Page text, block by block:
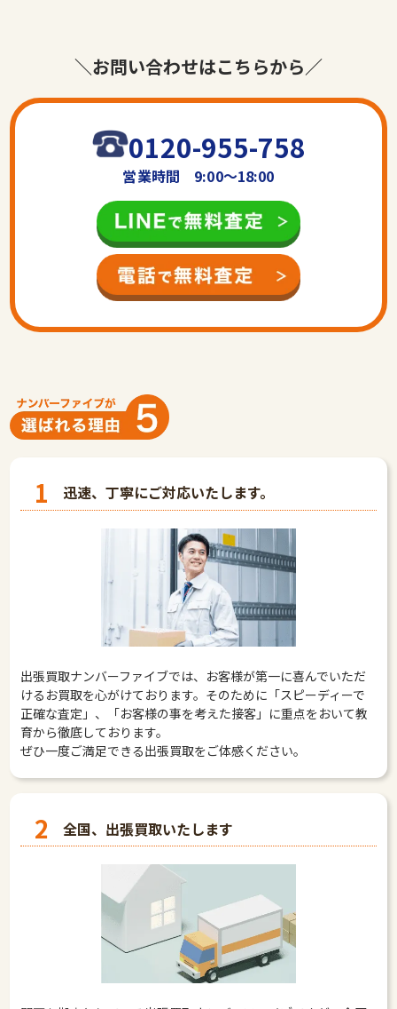
＼お問い合わせはこちらから／
0120-955-758
営業時間 9:00〜18:00
1 迅速、丁寧にご対応いたします。
出張買取ナンバーファイブでは、お客様が第一に喜んでいただ
けるお買取を心がけております。そのために「スピーディーで
正確な査定」、「お客様の事を考えた接客」に重点をおいて教
育から徹底しております。
ぜひ一度ご満足できる出張買取をご体感ください。
2 全国、出張買取いたします